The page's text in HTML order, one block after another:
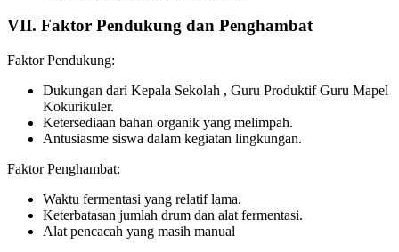
VII. Faktor Pendukung dan Penghambat
Faktor Pendukung:
Dukungan dari Kepala Sekolah , Guru Produktif Guru Mapel
Kokurikuler.
Ketersediaan bahan organik yang melimpah.
Antusiasme siswa dalam kegiatan lingkungan.
Faktor Penghambat:
Waktu fermentasi yang relatif lama.
Keterbatasan jumlah drum dan alat fermentasi.
Alat pencacah yang masih manual